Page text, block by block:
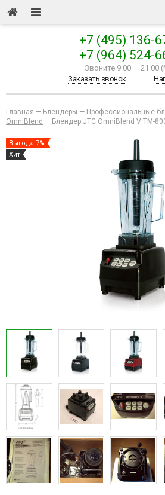
+7 (495) 136-
+7 (964) 524-
Звоните 9:00 — 21:00
Заказать звонок
Главная — Блендеры — Профессиональные
OmniBlend — Блендер JTC OmniBlend V TM-
Выгода 7%
Хит